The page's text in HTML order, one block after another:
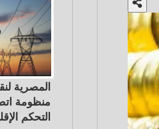
المصرية
منظومة
التحكم